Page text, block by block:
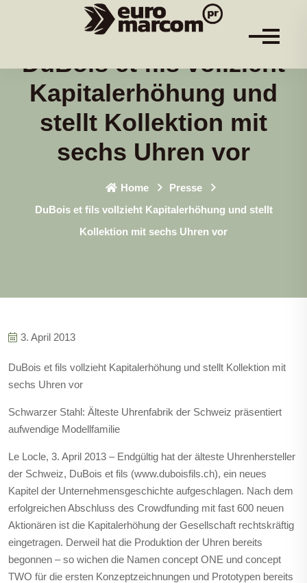
DuBois et fils vollzieht
Kapitalerhöhung und
stellt Kollektion mit
sechs Uhren vor
Home
Presse
DuBois et fils vollzieht Kapitalerhöhung und stellt
Kollektion mit sechs Uhren vor
3. April 2013
DuBois et fils vollzieht Kapitalerhöhung und stellt Kollektion mit
sechs Uhren vor
Schwarzer Stahl: Älteste Uhrenfabrik der Schweiz präsentiert
aufwendige Modellfamilie
Le Locle, 3. April 2013 – Endgültig hat der älteste Uhrenhersteller
der Schweiz, DuBois et fils (www.duboisfils.ch), ein neues
Kapitel der Unternehmensgeschichte aufgeschlagen. Nach dem
erfolgreichen Abschluss des Crowdfunding mit fast 600 neuen
Aktionären ist die Kapitalerhöhung der Gesellschaft rechtskräftig
eingetragen. Derweil hat die Produktion der Uhren bereits
begonnen – so wichen die Namen concept ONE und concept
TWO für die ersten Konzeptzeichnungen und Prototypen bereits